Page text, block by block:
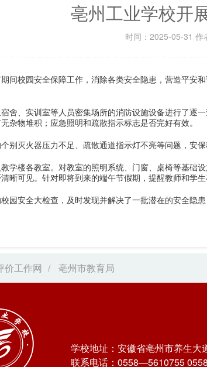
亳州工业学校开
时间：2025-05-31 作
间校园安全保障工作，消除各类安全隐患，营造平安
舍、实训室等人员密集场所的消防设施设备进行了逐
杂物堆积；应急照明和疏散指示标志是否完好有效。
别灭火器压力不足、疏散通道指示灯不亮等问题，安
学楼各教室。对教室的照明系统、门窗、桌椅等基础
晰可见。针对即将到来的端午节假期，提醒教师和学
园安全大检查，及时发现并解决了一批潜在的安全隐
价工作网 / 亳州市教育局
学校地址：安徽省亳州市养生大
联系电话：0558—5610755